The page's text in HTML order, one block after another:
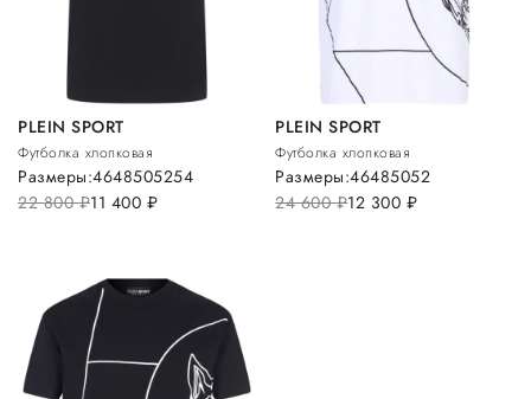
PLEIN SPORT
Футболка хлопковая
22 800руб.11 400 руб.
Размеры:4648505254
PLEIN SPORT
Футболка хлопковая
24 600руб.12 300 руб.
Размеры:46485052